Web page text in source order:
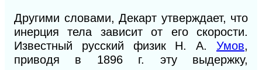
Другими словами, Декарт утверждает, что
инерция тела зависит от его скорости.
Известный русский физик Н. А. Умов,
приводя в 1896 г. эту выдержку,